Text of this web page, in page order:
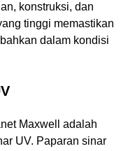
konstruksi, dan
tinggi memastikan
dalam kondisi
Maxwell adalah
UV. Paparan sinar